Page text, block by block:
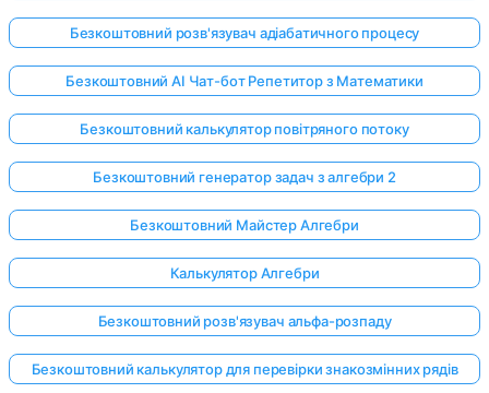
Безкоштовний розв'язувач адіабатичного процесу
Безкоштовний AI Чат-бот Репетитор з Математики
Безкоштовний калькулятор повітряного потоку
Безкоштовний генератор задач з алгебри 2
Безкоштовний Майстер Алгебри
Калькулятор Алгебри
Безкоштовний розв'язувач альфа-розпаду
Безкоштовний калькулятор для перевірки знакозмінних рядів